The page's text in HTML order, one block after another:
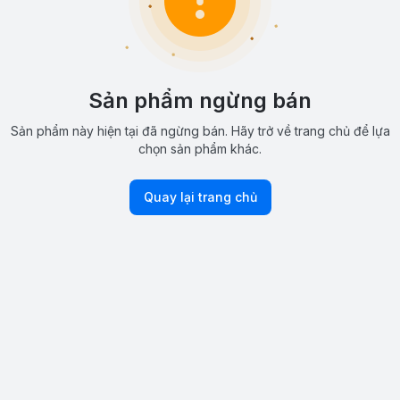
Sản phẩm ngừng bán
Sản phẩm này hiện tại đã ngừng bán. Hãy trở về trang chủ để lựa
chọn sản phẩm khác.
Quay lại trang chủ